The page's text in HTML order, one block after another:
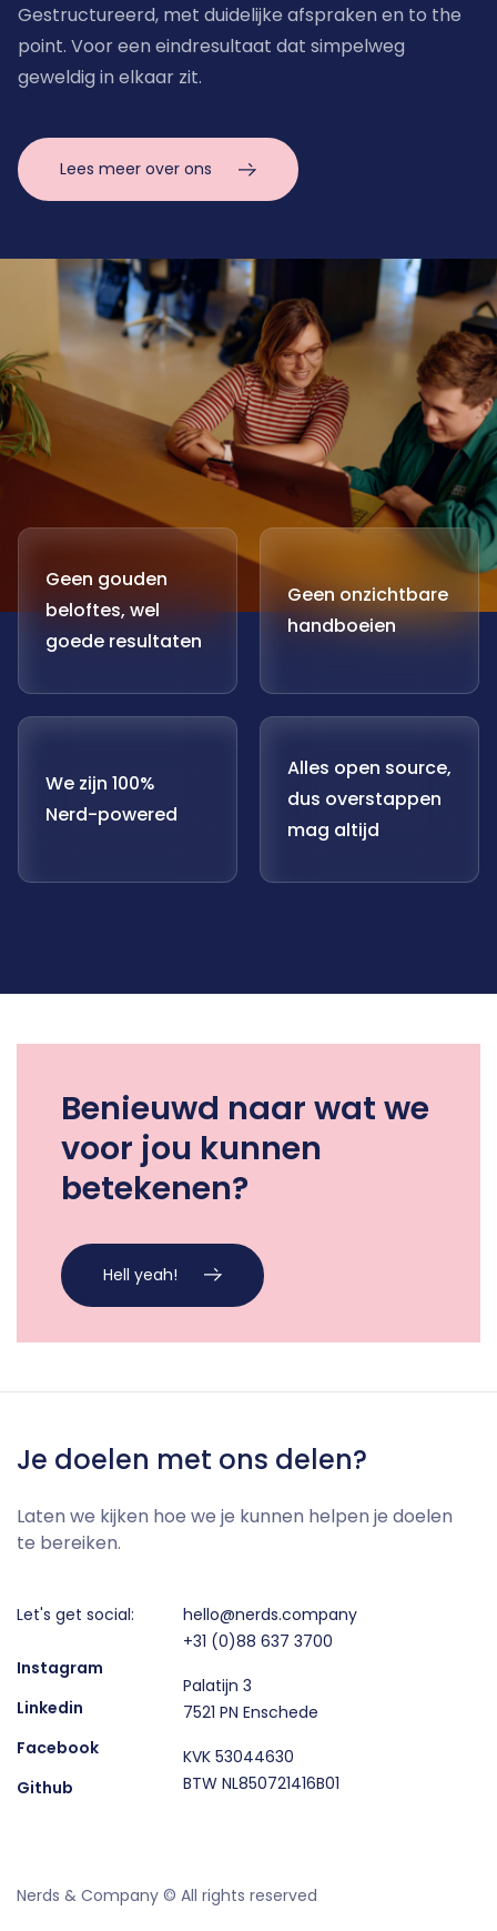
Gestructureerd, met duidelijke afspraken en to the
point. Voor een eindresultaat dat simpelweg
geweldig in elkaar zit.
Lees meer over ons
Geen gouden
beloftes, wel
goede resultaten
Geen onzichtbare
handboeien
We zijn 100%
Nerd-powered
Alles open source,
dus overstappen
mag altijd
Benieuwd naar wat we
voor jou kunnen
betekenen?
Hell yeah!
Je doelen met ons delen?
Laten we kijken hoe we je kunnen helpen je doelen
te bereiken.
Let's get social:
Instagram
Linkedin
Facebook
Github
hello@nerds.company
+31 (0)88 637 3700
Palatijn 3
7521 PN Enschede
KVK 53044630
BTW NL850721416B01
Nerds & Company © All rights reserved